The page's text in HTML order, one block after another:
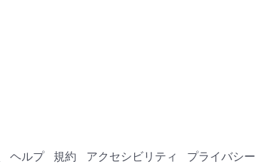
ヘルプ 規約 アクセシビリティ プライバシー